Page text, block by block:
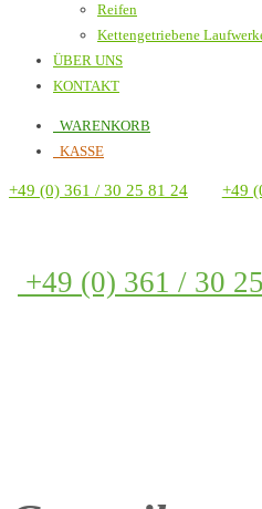
Reifen
Kettengetriebene
ÜBER UNS
KONTAKT
WARENKORB
KASSE
+49 (0) 361 / 30 25 81 24 +49
+49 (0) 361 / 30